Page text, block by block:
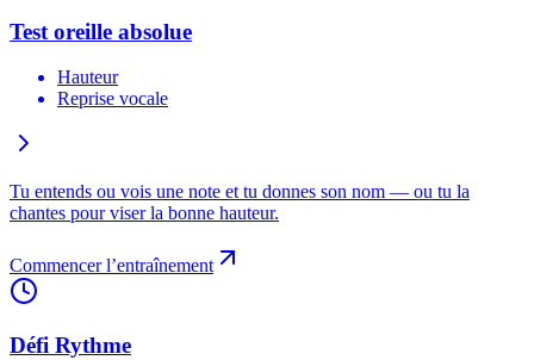
Test oreille absolue
Hauteur
Reprise vocale
Tu entends ou vois une note et tu donnes son nom — ou tu la
chantes pour viser la bonne hauteur.
Commencer l’entraînement
Défi Rythme